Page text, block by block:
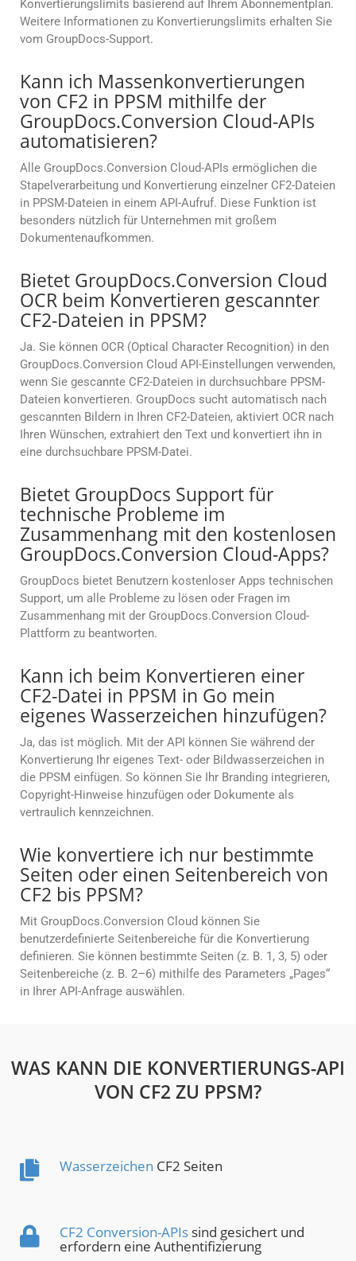
Konvertierungslimits basierend auf Ihrem Abonnementplan.
Weitere Informationen zu Konvertierungslimits erhalten Sie
vom GroupDocs-Support.
Kann ich Massenkonvertierungen
von CF2 in PPSM mithilfe der
GroupDocs.Conversion Cloud-APIs
automatisieren?
Alle GroupDocs.Conversion Cloud-APIs ermöglichen die
Stapelverarbeitung und Konvertierung einzelner CF2-Dateien
in PPSM-Dateien in einem API-Aufruf. Diese Funktion ist
besonders nützlich für Unternehmen mit großem
Dokumentenaufkommen.
Bietet GroupDocs.Conversion Cloud
OCR beim Konvertieren gescannter
CF2-Dateien in PPSM?
Ja. Sie können OCR (Optical Character Recognition) in den
GroupDocs.Conversion Cloud API-Einstellungen verwenden,
wenn Sie gescannte CF2-Dateien in durchsuchbare PPSM-
Dateien konvertieren. GroupDocs sucht automatisch nach
gescannten Bildern in Ihren CF2-Dateien, aktiviert OCR nach
Ihren Wünschen, extrahiert den Text und konvertiert ihn in
eine durchsuchbare PPSM-Datei.
Bietet GroupDocs Support für
technische Probleme im
Zusammenhang mit den kostenlosen
GroupDocs.Conversion Cloud-Apps?
GroupDocs bietet Benutzern kostenloser Apps technischen
Support, um alle Probleme zu lösen oder Fragen im
Zusammenhang mit der GroupDocs.Conversion Cloud-
Plattform zu beantworten.
Kann ich beim Konvertieren einer
CF2-Datei in PPSM in Go mein
eigenes Wasserzeichen hinzufügen?
Ja, das ist möglich. Mit der API können Sie während der
Konvertierung Ihr eigenes Text- oder Bildwasserzeichen in
die PPSM einfügen. So können Sie Ihr Branding integrieren,
Copyright-Hinweise hinzufügen oder Dokumente als
vertraulich kennzeichnen.
Wie konvertiere ich nur bestimmte
Seiten oder einen Seitenbereich von
CF2 bis PPSM?
Mit GroupDocs.Conversion Cloud können Sie
benutzerdefinierte Seitenbereiche für die Konvertierung
definieren. Sie können bestimmte Seiten (z. B. 1, 3, 5) oder
Seitenbereiche (z. B. 2–6) mithilfe des Parameters „Pages“
in Ihrer API-Anfrage auswählen.
WAS KANN DIE KONVERTIERUNGS-API
VON CF2 ZU PPSM?
Wasserzeichen CF2 Seiten
CF2 Conversion-APIs sind gesichert und
erfordern eine Authentifizierung